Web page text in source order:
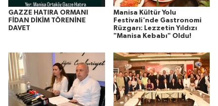
GAZZE HATIRA ORMANI
FİDAN DİKİM TÖRENİNE
DAVET
Manisa Kültür Yolu
Festivali'nde Gastronomi
Rüzgarı: Lezzetin Yıldızı
"Manisa Kebabı" Oldu!